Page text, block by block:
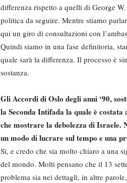
differenza rispetto a quelli di George
politica da seguire. Mentre stiamo
qui un giro di consultazioni con
Quindi siamo in una fase definitoria,
quale sarà la differenza. Il processo è
sostanza.
Gli Accordi di Oslo degli anni ‘90,
la Seconda Intifada la quale è
che mostrare la debolezza di Israele.
un modo di lucrare sul tempo e una
Sì, e credo che sia molto chiaro a una
del mondo. Molti pensano che il 13
problema sia nei dettagli, in altre